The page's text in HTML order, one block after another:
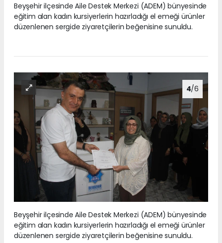
Beyşehir ilçesinde Aile Destek Merkezi (ADEM) bünyesinde
eğitim alan kadın kursiyerlerin hazırladığı el emeği ürünler
düzenlenen sergide ziyaretçilerin beğenisine sunuldu.
4/6
Beyşehir ilçesinde Aile Destek Merkezi (ADEM) bünyesinde
eğitim alan kadın kursiyerlerin hazırladığı el emeği ürünler
düzenlenen sergide ziyaretçilerin beğenisine sunuldu.